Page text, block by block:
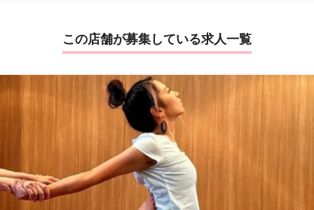
この店舗が募集している求人一覧